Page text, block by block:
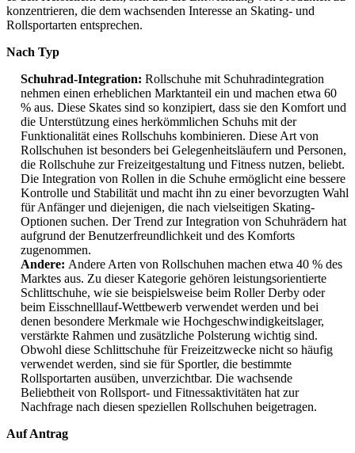
konzentrieren, die dem wachsenden Interesse an Skating- und
Rollsportarten entsprechen.
Nach Typ
Schuhrad-Integration: Rollschuhe mit Schuhradintegration
nehmen einen erheblichen Marktanteil ein und machen etwa 60
% aus. Diese Skates sind so konzipiert, dass sie den Komfort und
die Unterstützung eines herkömmlichen Schuhs mit der
Funktionalität eines Rollschuhs kombinieren. Diese Art von
Rollschuhen ist besonders bei Gelegenheitsläufern und Personen,
die Rollschuhe zur Freizeitgestaltung und Fitness nutzen, beliebt.
Die Integration von Rollen in die Schuhe ermöglicht eine bessere
Kontrolle und Stabilität und macht ihn zu einer bevorzugten Wahl
für Anfänger und diejenigen, die nach vielseitigen Skating-
Optionen suchen. Der Trend zur Integration von Schuhrädern hat
aufgrund der Benutzerfreundlichkeit und des Komforts
zugenommen.
Andere: Andere Arten von Rollschuhen machen etwa 40 % des
Marktes aus. Zu dieser Kategorie gehören leistungsorientierte
Schlittschuhe, wie sie beispielsweise beim Roller Derby oder
beim Eisschnelllauf-Wettbewerb verwendet werden und bei
denen besondere Merkmale wie Hochgeschwindigkeitslager,
verstärkte Rahmen und zusätzliche Polsterung wichtig sind.
Obwohl diese Schlittschuhe für Freizeitzwecke nicht so häufig
verwendet werden, sind sie für Sportler, die bestimmte
Rollsportarten ausüben, unverzichtbar. Die wachsende
Beliebtheit von Rollsport- und Fitnessaktivitäten hat zur
Nachfrage nach diesen speziellen Rollschuhen beigetragen.
Auf Antrag